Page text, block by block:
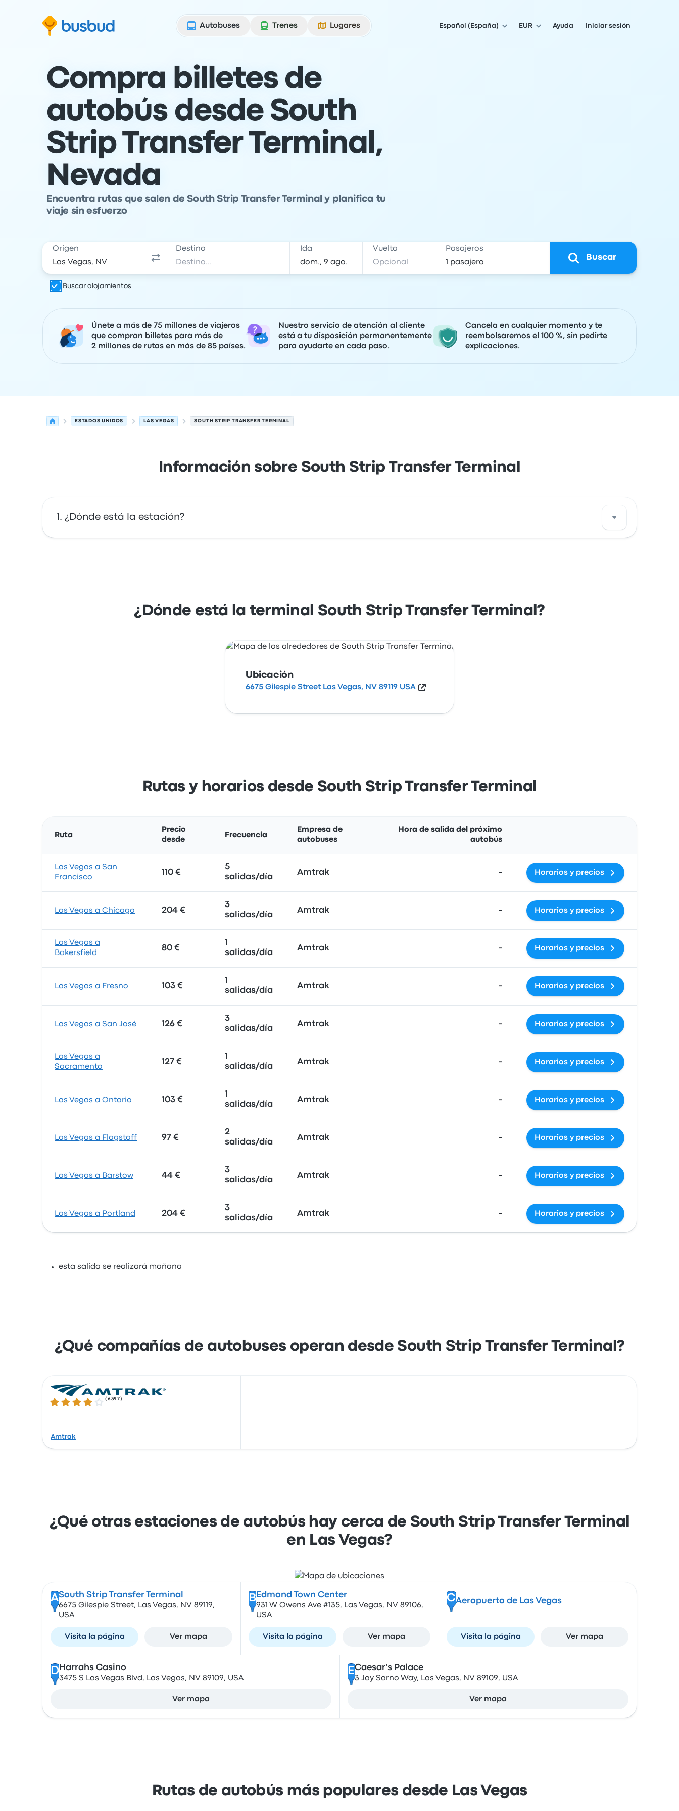
Autobuses
Trenes Lugares Español (España) EUR Ayuda Iniciar sesión
Compra billetes de
autobús desde South
Strip Transfer Terminal,
Nevada
Encuentra rutas que salen de South Strip Transfer Terminal y planifica tu
viaje sin esfuerzo
Origen Destino Ida Vuelta Pasajeros
Buscar
Buscar alojamientos
Únete a más de 75 millones de viajeros
que compran billetes para más de
2 millones de rutas en más de 85 países.
Nuestro servicio de atención al cliente
está a tu disposición permanentemente
para ayudarte en cada paso.
Cancela en cualquier momento y te
reembolsaremos el 100 %, sin pedirte
explicaciones.
ESTADOS UNIDOS LAS VEGAS SOUTH STRIP TRANSFER TERMINAL
Información sobre South Strip Transfer Terminal
¿Dónde está la estación?
¿Dónde está la terminal South Strip Transfer Terminal?
Ubicación
6675 Gilespie Street Las Vegas, NV 89119 USA
Rutas y horarios desde South Strip Transfer Terminal
Ruta
Precio
desde
Frecuencia
Empresa de
autobuses
Hora de salida del próximo
autobús
Las Vegas a San
Francisco
110 €
5
salidas/día
Amtrak - Horarios y precios
Las Vegas a Chicago 204 €
3
salidas/día
Amtrak - Horarios y precios
Las Vegas a
Bakersfield
80 €
1
salidas/día
Amtrak - Horarios y precios
Las Vegas a Fresno 103 €
1
salidas/día
Amtrak - Horarios y precios
Las Vegas a San José 126 €
3
salidas/día
Amtrak - Horarios y precios
Las Vegas a
Sacramento
127 €
1
salidas/día
Amtrak - Horarios y precios
Las Vegas a Ontario 103 €
1
salidas/día
Amtrak - Horarios y precios
Las Vegas a Flagstaff 97 €
2
salidas/día
Amtrak - Horarios y precios
Las Vegas a Barstow 44 €
3
salidas/día
Amtrak - Horarios y precios
Las Vegas a Portland 204 €
3
salidas/día
Amtrak - Horarios y precios
esta salida se realizará mañana
¿Qué compañías de autobuses operan desde South Strip Transfer Terminal?
4.1 sobre 5 estrellas
( 6397 )
Amtrak
¿Qué otras estaciones de autobús hay cerca de South Strip Transfer Terminal
en Las Vegas?
ASouth Strip Transfer Terminal
6675 Gilespie Street, Las Vegas, NV 89119,
USA
Visita la página Ver mapa
B Edmond Town Center
931 W Owens Ave #135, Las Vegas, NV 89106,
USA
Visita la página Ver mapa
CAeropuerto de Las Vegas
Visita la página Ver mapa
DHarrahs Casino
3475 S Las Vegas Blvd, Las Vegas, NV 89109, USA
Ver mapa
ECaesar's Palace
3 Jay Sarno Way, Las Vegas, NV 89109, USA
Ver mapa
Rutas de autobús más populares desde Las Vegas